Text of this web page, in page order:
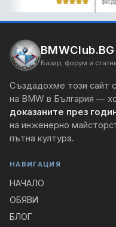
BMWClub.BG
Базар, форум и
Създадохме този сайт
на BMW в България —
доказаните през
на инженерно
пътна култура.
НАВИГАЦИЯ
НАЧАЛО
ОБЯВИ
БЛОГ